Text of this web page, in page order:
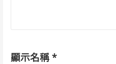
顯示名稱 *